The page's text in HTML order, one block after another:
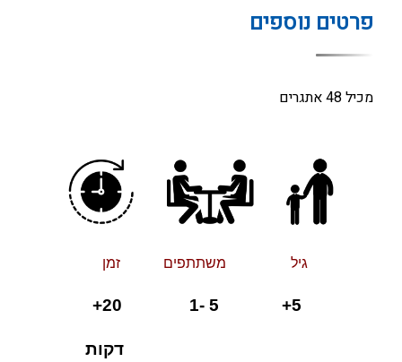
פרטים נוספים
מכיל 48 אתגרים
גיל משתתפים זמן
+ 5 -1
דקות